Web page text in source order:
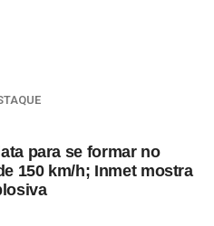
para se formar no
150 km/h; Inmet mostra